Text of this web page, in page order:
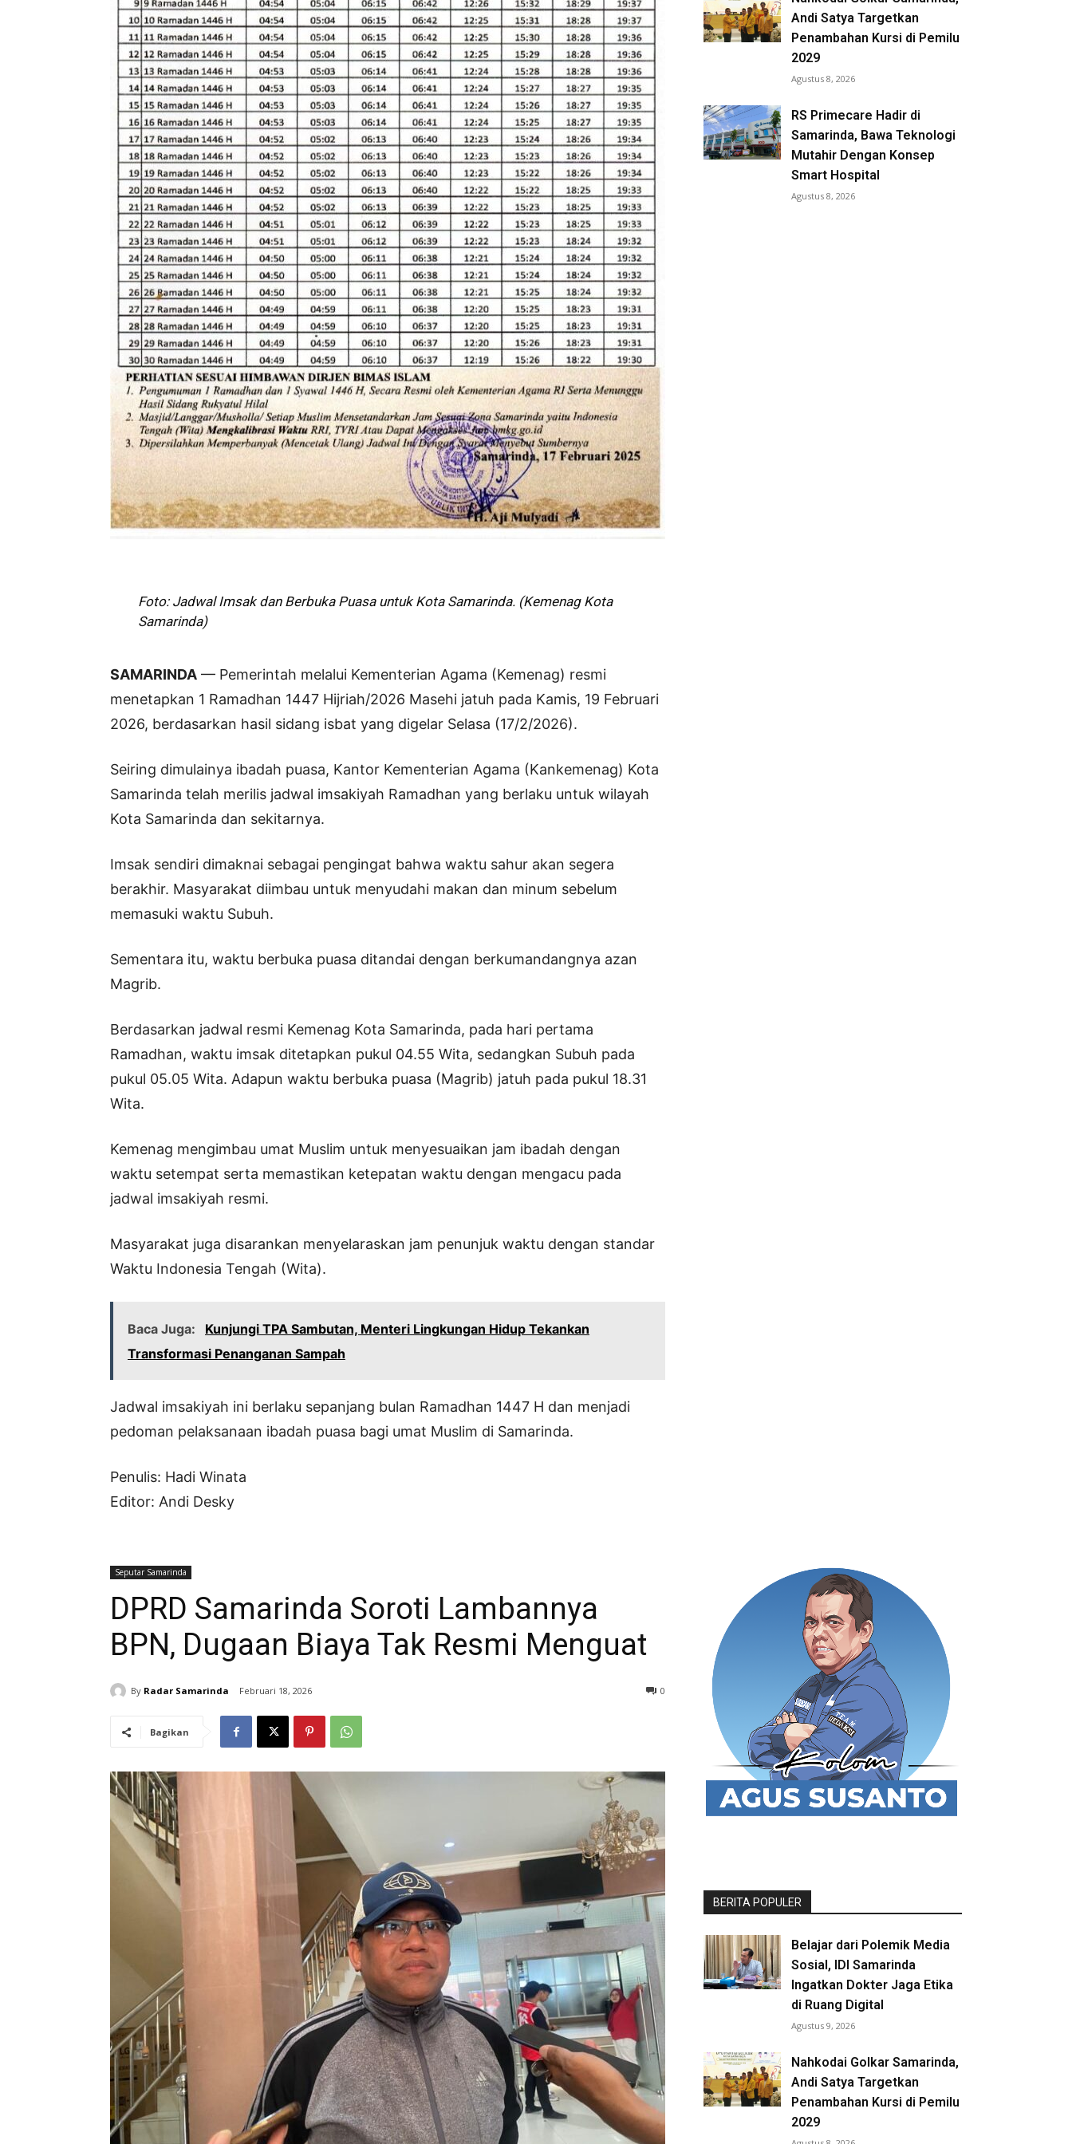
Foto: Jadwal Imsak dan Berbuka Puasa untuk Kota Samarinda. (Kemenag Kota
Samarinda)
SAMARINDA — Pemerintah melalui Kementerian Agama (Kemenag) resmi
menetapkan 1 Ramadhan 1447 Hijriah/2026 Masehi jatuh pada Kamis, 19 Februari
2026, berdasarkan hasil sidang isbat yang digelar Selasa (17/2/2026).
Seiring dimulainya ibadah puasa, Kantor Kementerian Agama (Kankemenag) Kota
Samarinda telah merilis jadwal imsakiyah Ramadhan yang berlaku untuk wilayah
Kota Samarinda dan sekitarnya.
Imsak sendiri dimaknai sebagai pengingat bahwa waktu sahur akan segera
berakhir. Masyarakat diimbau untuk menyudahi makan dan minum sebelum
memasuki waktu Subuh.
Sementara itu, waktu berbuka puasa ditandai dengan berkumandangnya azan
Magrib.
Berdasarkan jadwal resmi Kemenag Kota Samarinda, pada hari pertama
Ramadhan, waktu imsak ditetapkan pukul 04.55 Wita, sedangkan Subuh pada
pukul 05.05 Wita. Adapun waktu berbuka puasa (Magrib) jatuh pada pukul 18.31
Wita.
Kemenag mengimbau umat Muslim untuk menyesuaikan jam ibadah dengan
waktu setempat serta memastikan ketepatan waktu dengan mengacu pada
jadwal imsakiyah resmi.
Masyarakat juga disarankan menyelaraskan jam penunjuk waktu dengan standar
Waktu Indonesia Tengah (Wita).
Baca Juga:
Kunjungi TPA Sambutan, Menteri Lingkungan Hidup Tekankan
Transformasi Penanganan Sampah
Jadwal imsakiyah ini berlaku sepanjang bulan Ramadhan 1447 H dan menjadi
pedoman pelaksanaan ibadah puasa bagi umat Muslim di Samarinda.
Penulis: Hadi Winata
Editor: Andi Desky
Andi Satya Targetkan
Penambahan Kursi di Pemilu
2029
Agustus 8, 2026
RS Primecare Hadir di
Samarinda, Bawa Teknologi
Mutahir Dengan Konsep
Smart Hospital
Agustus 8, 2026